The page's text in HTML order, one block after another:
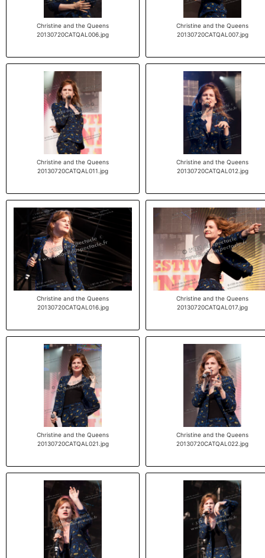
Christine and the Queens
20130720CATQAL006.jpg
Christine and the Queens
20130720CATQAL007.jpg
Christine and the Queens
20130720CATQAL011.jpg
Christine and the Queens
20130720CATQAL012.jpg
Christine and the Queens
20130720CATQAL016.jpg
Christine and the Queens
20130720CATQAL017.jpg
Christine and the Queens
20130720CATQAL021.jpg
Christine and the Queens
20130720CATQAL022.jpg